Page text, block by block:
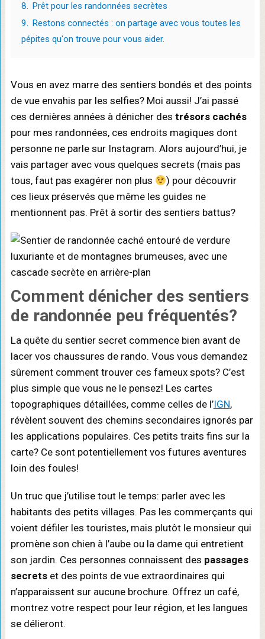
8. Prêt pour les randonnées secrètes
9. Restons connectés : on partage avec vous toutes les
pépites qu'on trouve pour vous aider.
Vous en avez marre des sentiers bondés et des points
de vue envahis par les selfies? Moi aussi! J’ai passé
ces dernières années à dénicher des trésors cachés
pour mes randonnées, ces endroits magiques dont
personne ne parle sur Instagram. Alors aujourd’hui, je
vais partager avec vous quelques secrets (mais pas
tous, faut pas exagérer non plus
) pour découvrir
ces lieux préservés que même les guides ne
mentionnent pas. Prêt à sortir des sentiers battus?
Comment dénicherdes sentiers
de randonnée peu fréquentés?
La quête du sentier secret commence bien avant de
lacer vos chaussures de rando. Vous vous demandez
sûrement comment trouver ces fameux spots? C’est
plus simple que vous ne le pensez! Les cartes
topographiques détaillées, comme celles de l’IGN,
révèlent souvent des chemins secondaires ignorés par
les applications populaires. Ces petits traits fins sur la
carte? Ce sont potentiellement vos futures aventures
loin des foules!
Un truc que j’utilise tout le temps: parler avec les
habitants des petits villages. Pas les commerçants qui
voient défiler les touristes, mais plutôt le monsieur qui
promène son chien à l’aube ou la dame qui entretient
son jardin. Ces personnes connaissent des passages
secretset des points de vue extraordinaires qui
n’apparaissent sur aucune brochure. Offrez un café,
montrez votre respect pour leur région, et les langues
se délieront.